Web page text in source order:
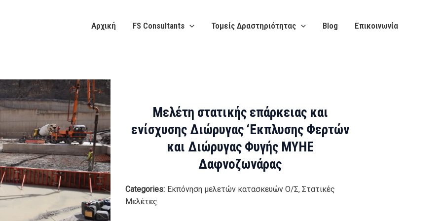
Αρχική FS Consultants Τομείς Δραστηριότητας Blog Επικοινωνία
Μελέτη στατικής επάρκειας και
ενίσχυσης Διώρυγας ‘Εκπλυσης Φερτών
και Διώρυγας Φυγής ΜΥΗΕ
Δαφνοζωνάρας
Categories: Εκπόνηση μελετών κατασκευών Ο/Σ, Στατικές
Μελέτες